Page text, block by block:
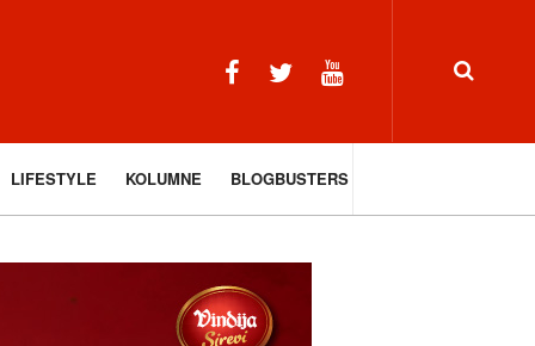
LIFESTYLE KOLUMNE BLOGBUSTERS